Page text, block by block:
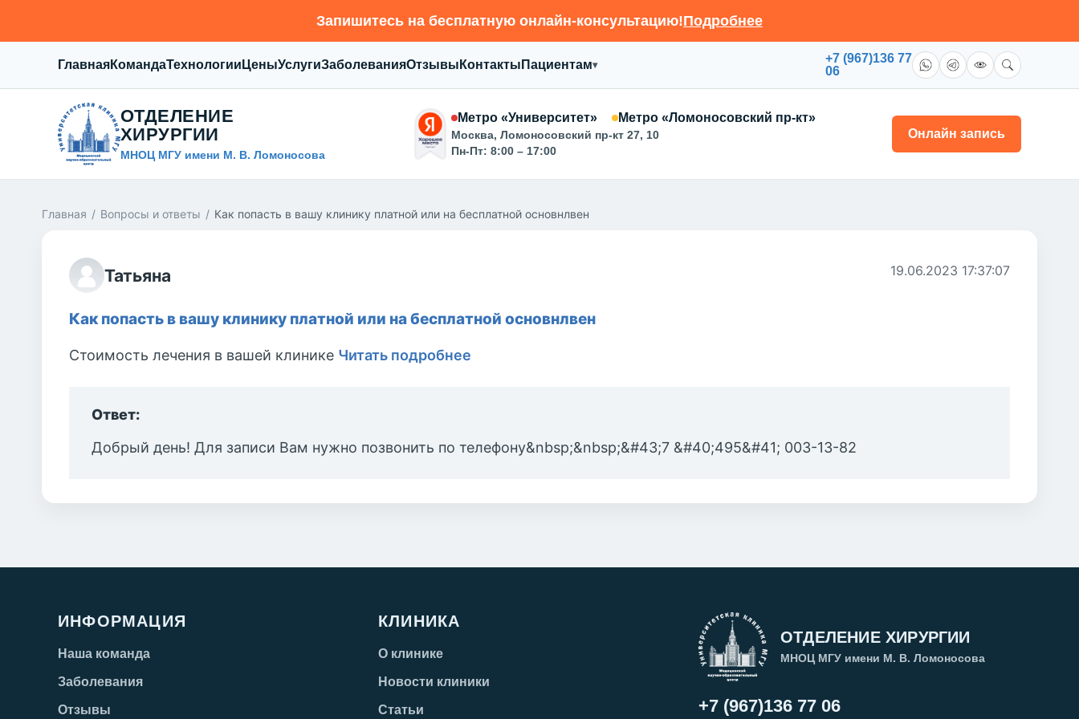
Запишитесь на бесплатную онлайн-консультацию!Подробнее
ГлавнаяКомандаТехнологии ЦеныУслугиЗаболеванияОтзывы Контакты Пациентам▾
+7 (967)136 77
06
ОТДЕЛЕНИЕ
ХИРУРГИИ
МНОЦ МГУ имени М. В. Ломоносова
Метро «Университет» Метро «Ломоносовский пр-кт»
Москва, Ломоносовский пр-кт 27, 10
Пн-Пт: 8:00 – 17:00
Онлайн запись
Главная / Вопросы и ответы / Как попасть в вашу клинику платной или на бесплатной основнлвен
Татьяна 19.06.2023 17:37:07
Как попасть в вашу клинику платной или на бесплатной основнлвен
Стоимость лечения в вашей клинике Читать подробнее
Ответ:
Добрый день! Для записи Вам нужно позвонить по телефону&nbsp;&nbsp;&#43;7 &#40;495&#41; 003-13-82
ИНФОРМАЦИЯ
Наша команда
Заболевания
Отзывы
КЛИНИКА
О клинике
Новости клиники
Статьи
ОТДЕЛЕНИЕ ХИРУРГИИ
МНОЦ МГУ имени М. В. Ломоносова
+7 (967)136 77 06